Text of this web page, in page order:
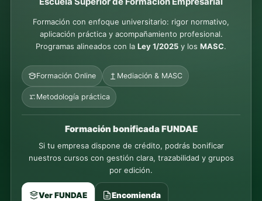
Formación con enfoque universitario: rigor normativo,
aplicación práctica y acompañamiento profesional.
Programas alineados con la Ley 1/2025 y los MASC.
Formación Online Mediación & MASC
Metodología práctica
Formación bonificada FUNDAE
Si tu empresa dispone de crédito, podrás bonificar
nuestros cursos con gestión clara, trazabilidad y grupos
por edición.
Ver FUNDAE Encomienda